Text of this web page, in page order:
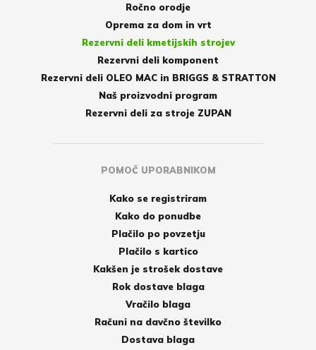
Ročno orodje
Oprema za dom in vrt
Rezervni deli kmetijskih strojev
Rezervni deli komponent
Rezervni deli OLEO MAC in BRIGGS & STRATTON
Naš proizvodni program
Rezervni deli za stroje ZUPAN
POMOČ UPORABNIKOM
Kako se registriram
Kako do ponudbe
Plačilo po povzetju
Plačilo s kartico
Kakšen je strošek dostave
Rok dostave blaga
Vračilo blaga
Računi na davčno številko
Dostava blaga